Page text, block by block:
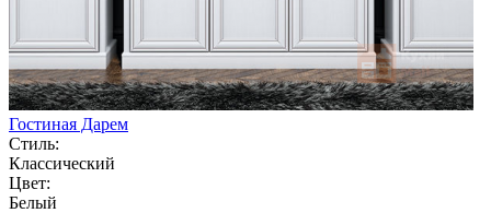
Гостиная Дарем
Стиль:
Классический
Цвет:
Белый